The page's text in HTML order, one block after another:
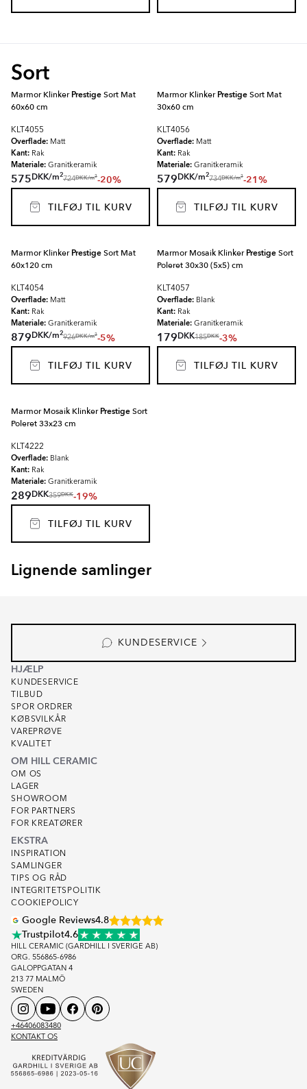
Sort
Marmor KlinkerPrestigeSort Mat
60x60 cm
KLT4055
Overflade: Matt
Kant: Rak
Materiale: Granitkeramik
575DKK/m2
724DKK/m2-20%
TILFØJ TIL KURV
Marmor KlinkerPrestigeSort Mat
30x60 cm
KLT4056
Overflade: Matt
Kant: Rak
Materiale: Granitkeramik
579DKK/m2
734DKK/m2-21%
TILFØJ TIL KURV
Marmor KlinkerPrestigeSort Mat
60x120 cm
KLT4054
Overflade: Matt
Kant: Rak
Materiale: Granitkeramik
879DKK/m2
926DKK/m2-5%
TILFØJ TIL KURV
Marmor Mosaik KlinkerPrestigeSort
Poleret 30x30 (5x5) cm
KLT4057
Overflade: Blank
Kant: Rak
Materiale: Granitkeramik
179DKK185DKK-3%
TILFØJ TIL KURV
Marmor Mosaik KlinkerPrestigeSort
Poleret 33x23 cm
KLT4222
Overflade: Blank
Kant: Rak
Materiale: Granitkeramik
289DKK359DKK-19%
TILFØJ TIL KURV
Lignende samlinger
EMPYRIO
KUNDESERVICE
HJÆLP
KUNDESERVICE
TILBUD
SPOR ORDRER
KØBSVILKÅR
VAREPRØVE
KVALITET
OM HILL CERAMIC
OM OS
LAGER
SHOWROOM
FOR PARTNERS
FOR KREATØRER
EKSTRA
INSPIRATION
SAMLINGER
TIPS OG RÅD
INTEGRITETSPOLITIK
COOKIEPOLICY
Google Reviews4.8
Trustpilot4.6
HILL CERAMIC (GARDHILL I SVERIGE AB)
ORG. 556865-6986
GALOPPGATAN 4
213 77 MALMÖ
SWEDEN
+46406083480
KONTAKT OS